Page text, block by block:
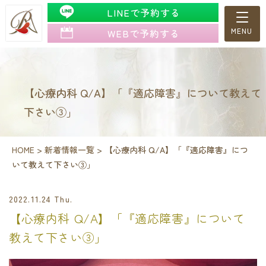
LINEで予約する
WEBで予約する
【心療内科 Q/A】「『適応障害』について教えて
下さい③」
HOME > 新着情報一覧 >
【心療内科 Q/A】「『適応障害』につ
いて教えて下さい③」
2022.11.24 Thu.
【心療内科 Q/A】「『適応障害』について
教えて下さい③」